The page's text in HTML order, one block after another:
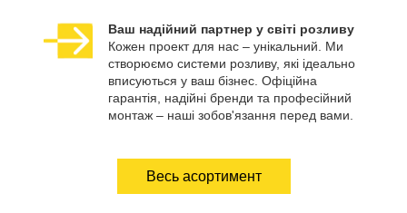
Ваш надійний партнер у світі розливу
Кожен проект для нас – унікальний. Ми
створюємо системи розливу, які ідеально
вписуються у ваш бізнес. Офіційна
гарантія, надійні бренди та професійний
монтаж – наші зобов'язання перед вами.
Весь асортимент